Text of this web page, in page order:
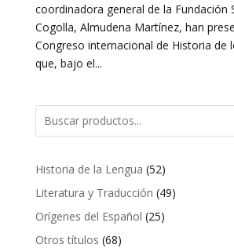
coordinadora general de la Fundación
Cogolla, Almudena Martínez, han
Congreso internacional de Historia de
que, bajo el...
Historia de la Lengua 5252
productos
Literatura y Traducción 4949
Orígenes del Español 2525
Otros títulos 6868